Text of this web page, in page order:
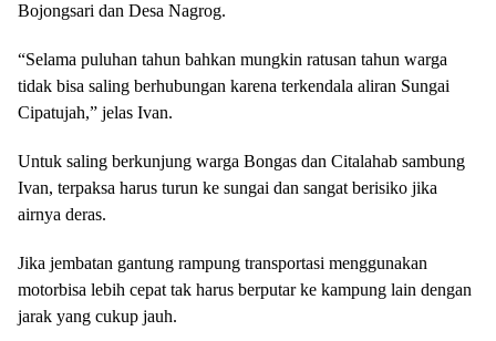
Bojongsari dan Desa Nagrog.
“Selama puluhan tahun bahkan mungkin ratusan tahun warga
tidak bisa saling berhubungan karena terkendala aliran Sungai
Cipatujah,” jelas Ivan.
Untuk saling berkunjung warga Bongas dan Citalahab sambung
Ivan, terpaksa harus turun ke sungai dan sangat berisiko jika
airnya deras.
Jika jembatan gantung rampung transportasi menggunakan
motorbisa lebih cepat tak harus berputar ke kampung lain dengan
jarak yang cukup jauh.